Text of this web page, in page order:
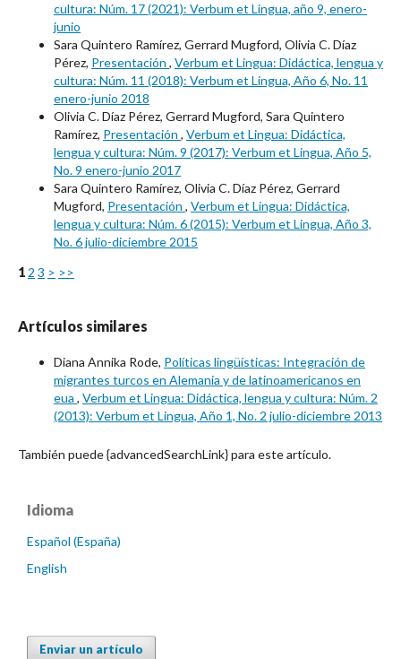
cultura: Núm. 17 (2021): Verbum et Lingua, año 9, enero-
junio
Sara Quintero Ramírez, Gerrard Mugford, Olivia C. Díaz
Pérez, Presentación , Verbum et Lingua: Didáctica, lengua y
cultura: Núm. 11 (2018): Verbum et Lingua, Año 6, No. 11
enero-junio 2018
Olivia C. Díaz Pérez, Gerrard Mugford, Sara Quintero
Ramírez, Presentación , Verbum et Lingua: Didáctica,
lengua y cultura: Núm. 9 (2017): Verbum et Lingua, Año 5,
No. 9 enero-junio 2017
Sara Quintero Ramírez, Olivia C. Díaz Pérez, Gerrard
Mugford, Presentación , Verbum et Lingua: Didáctica,
lengua y cultura: Núm. 6 (2015): Verbum et Lingua, Año 3,
No. 6 julio-diciembre 2015
1 2 3 > >>
Artículos similares
Diana Annika Rode, Políticas lingüísticas: Integración de
migrantes turcos en Alemania y de latinoamericanos en
eua , Verbum et Lingua: Didáctica, lengua y cultura: Núm. 2
(2013): Verbum et Lingua, Año 1, No. 2 julio-diciembre 2013
También puede {advancedSearchLink} para este artículo.
Idioma
Español (España)
English
Enviar un artículo